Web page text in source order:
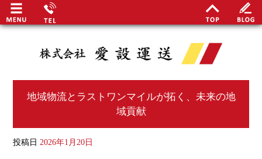
最
地域物流とラストワンマイルが拓く、未来の地
域貢献
投稿日 2026年1月20日